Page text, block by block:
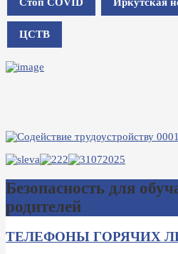
ЦСТВ
Безопасность для
родителей
ТЕЛЕФОНЫ ГОРЯЧИХ